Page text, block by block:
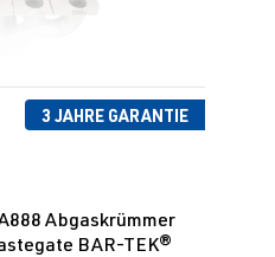
3 JAHRE GARANTIE
von 0 von 5 Sternen
Abgaskrümmer
BAR-TEK®